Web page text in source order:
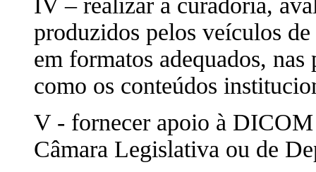
IV – realizar a curadoria,
produzidos pelos veículos
em formatos adequados,
como os conteúdos
V - fornecer apoio à DICOM
Câmara Legislativa ou de